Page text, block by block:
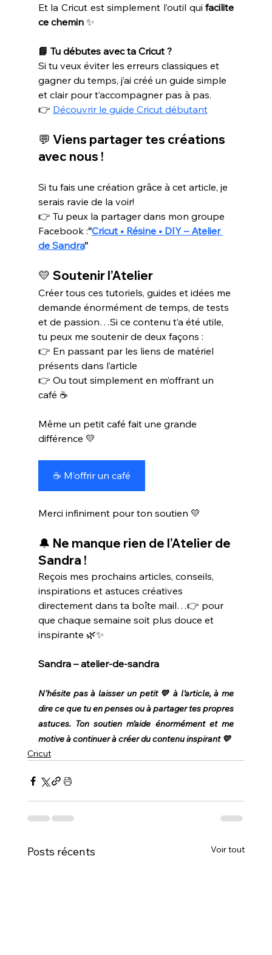
Et la Cricut est simplement l’outil qui facilite
ce chemin ✨
📘 Tu débutes avec ta Cricut ?
Si tu veux éviter les erreurs classiques et
gagner du temps, j’ai créé un guide simple
et clair pour t’accompagner pas à pas.
👉 Découvrir le guide Cricut débutant
💬 Viens partager tes créations
avec nous !
Si tu fais une création grâce à cet article, je
serais ravie de la voir!
👉 Tu peux la partager dans mon groupe
Facebook :“Cricut • Résine • DIY – Atelier
de Sandra”
💛 Soutenir l’Atelier
Créer tous ces tutoriels, guides et idées me
demande énormément de temps, de tests
et de passion…Si ce contenu t’a été utile,
tu peux me soutenir de deux façons :
👉 En passant par les liens de matériel
présents dans l’article
👉 Ou tout simplement en m’offrant un
café ☕
Même un petit café fait une grande
différence 💛
☕ M’offrir un café
Merci infiniment pour ton soutien 💛
🔔 Ne manque rien de l’Atelier de
Sandra !
Reçois mes prochains articles, conseils,
inspirations et astuces créatives
directement dans ta boîte mail…👉 pour
que chaque semaine soit plus douce et
inspirante 🌿✨
Sandra – atelier-de-sandra
N’hésite pas à laisser un petit 💛 à l’article, à me
dire ce que tu en penses ou à partager tes propres
astuces. Ton soutien m’aide énormément et me
motive à continuer à créer du contenu inspirant 💛
Cricut
Posts récents Voir tout